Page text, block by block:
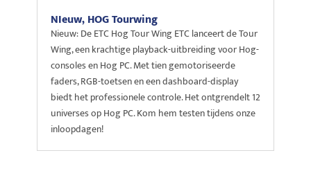
NIeuw, HOG Tourwing
Nieuw: De ETC Hog Tour Wing ETC lanceert de Tour
Wing, een krachtige playback-uitbreiding voor Hog-
consoles en Hog PC. Met tien gemotoriseerde
faders, RGB-toetsen en een dashboard-display
biedt het professionele controle. Het ontgrendelt 12
universes op Hog PC. Kom hem testen tijdens onze
inloopdagen!